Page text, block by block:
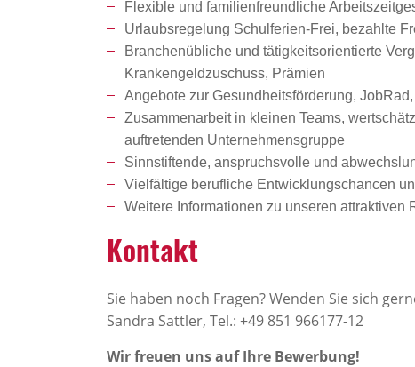
Flexible und familienfreundliche
Urlaubsregelung Schulferien-Frei, bezahlte
Branchenübliche und tätigkeitsorientierte
Krankengeldzuschuss, Prämien
Angebote zur Gesundheitsförderung,
Zusammenarbeit in kleinen Teams,
auftretenden Unternehmensgruppe
Sinnstiftende, anspruchsvolle und
Vielfältige berufliche Entwicklungschancen
Weitere Informationen zu unseren
Kontakt
Sie haben noch Fragen? Wenden Sie sich
Sandra Sattler, Tel.: +49 851 966177-12
Wir freuen uns auf Ihre Bewerbung!